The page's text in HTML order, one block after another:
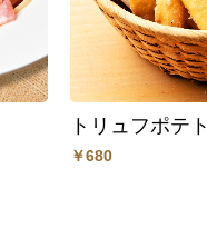
トリュフポテト
￥680